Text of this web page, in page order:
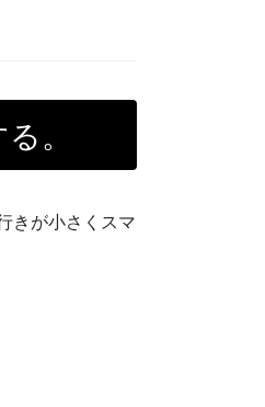
。
きが小さくスマ